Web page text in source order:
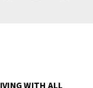
WITH ALL